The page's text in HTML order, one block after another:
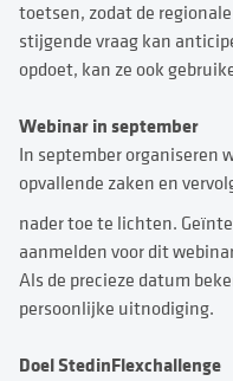
toetsen, zodat de
stijgende vraag kan
opdoet, kan ze ook
Webinar in september
In september organiseren
opvallende zaken en
nader toe te lichten.
aanmelden voor dit
Als de precieze datum
persoonlijke uitnodiging.
Doel StedinFlexchallenge